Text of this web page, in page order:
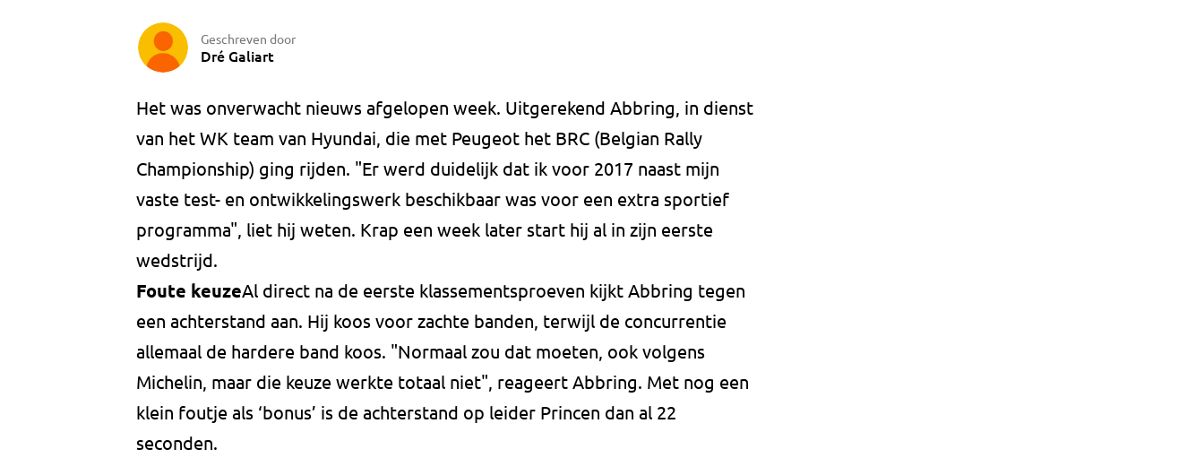
Geschreven door
Dré Galiart
Het was onverwacht nieuws afgelopen week. Uitgerekend Abbring, in dienst
van het WK team van Hyundai, die met Peugeot het BRC (Belgian Rally
Championship) ging rijden. "Er werd duidelijk dat ik voor 2017 naast mijn
vaste test- en ontwikkelingswerk beschikbaar was voor een extra sportief
programma", liet hij weten. Krap een week later start hij al in zijn eerste
wedstrijd.
Foute keuzeAl direct na de eerste klassementsproeven kijkt Abbring tegen
een achterstand aan. Hij koos voor zachte banden, terwijl de concurrentie
allemaal de hardere band koos. "Normaal zou dat moeten, ook volgens
Michelin, maar die keuze werkte totaal niet", reageert Abbring. Met nog een
klein foutje als ‘bonus’ is de achterstand op leider Princen dan al 22
seconden.